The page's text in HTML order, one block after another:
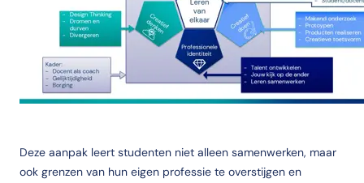
Deze aanpak leert studenten niet alleen samenwerken, maar
ook grenzen van hun eigen professie te overstijgen en